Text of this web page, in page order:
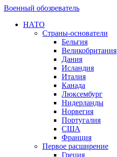
Военный обозреватель
НАТО
Страны-основатели
Бельгия
Великобритания
Дания
Исландия
Италия
Канада
Люксембург
Нидерланды
Норвегия
Португалия
США
Франция
Первое расширение
Греция